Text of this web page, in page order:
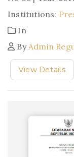
Institutions:
In
ByAdmin
View Details